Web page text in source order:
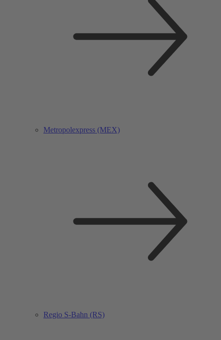
Metropolexpress (MEX)
Regio S-Bahn (RS)